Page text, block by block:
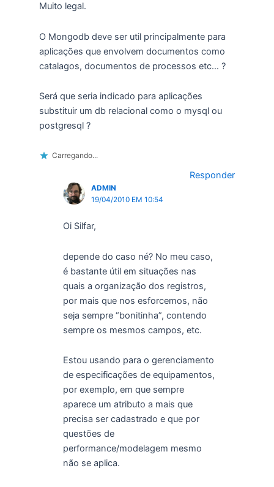
Muito legal.
O Mongodb deve ser util principalmente para
aplicações que envolvem documentos como
catalagos, documentos de processos etc… ?
Será que seria indicado para aplicações
substituir um db relacional como o mysql ou
postgresql ?
Carregando...
Responder
ADMIN
19/04/2010 EM 10:54
Oi Silfar,
depende do caso né? No meu caso,
é bastante útil em situações nas
quais a organização dos registros,
por mais que nos esforcemos, não
seja sempre “bonitinha”, contendo
sempre os mesmos campos, etc.
Estou usando para o gerenciamento
de especificações de equipamentos,
por exemplo, em que sempre
aparece um atributo a mais que
precisa ser cadastrado e que por
questões de
performance/modelagem mesmo
não se aplica.